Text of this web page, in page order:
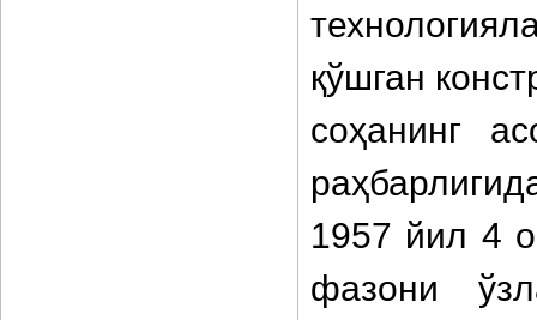
қўшган
соҳанинг
1957 йил 4
фазони